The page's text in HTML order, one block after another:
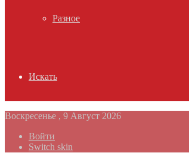
Разное
Искать
Воскресенье , 9 Август 2026
Войти
Switch skin